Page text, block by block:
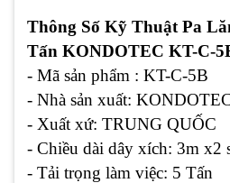
Thông Số Kỹ Thuật Pa
Tấn KONDOTEC KT-C-
- Mã sản phẩm : KT-C-5B
- Nhà sản xuất:
- Xuất xứ: TRUNG QUỐC
- Chiều dài dây xích: 3m x2
- Tải trọng làm việc: 5 Tấn